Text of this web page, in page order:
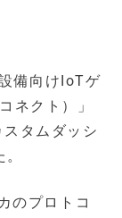
備向けIoTゲ
ネクト）」
タムダッシ
のプロトコ